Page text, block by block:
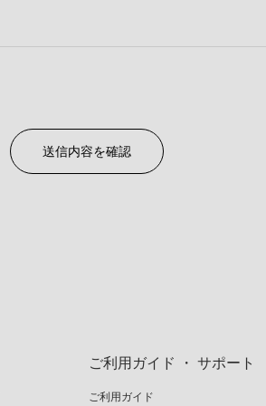
ご利用ガイド ・ サポート
ご利用ガイド